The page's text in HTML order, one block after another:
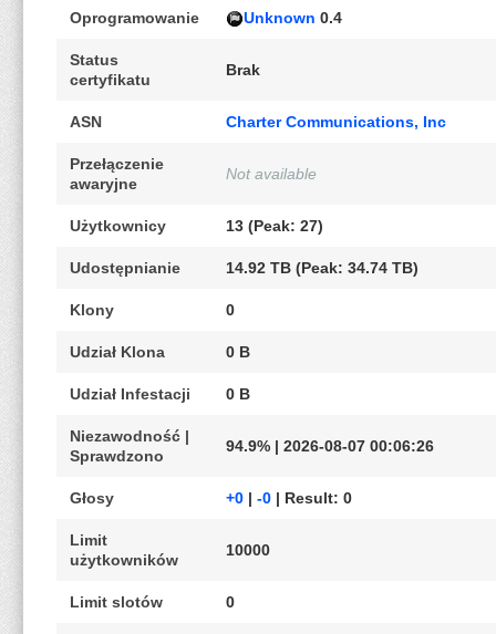
Oprogramowanie Unknown 0.4
Status
certyfikatu
Brak
ASN Charter Communications, Inc
Przełączenie
awaryjne
Not available
Użytkownicy 13 (Peak: 27)
Udostępnianie 14.92 TB (Peak: 34.74 TB)
Klony 0
Udział Klona 0 B
Udział Infestacji 0 B
Niezawodność |
Sprawdzono
94.9% | 2026-08-07 00:06:26
Głosy +0 | -0 | Result: 0
Limit
użytkowników
10000
Limit slotów 0